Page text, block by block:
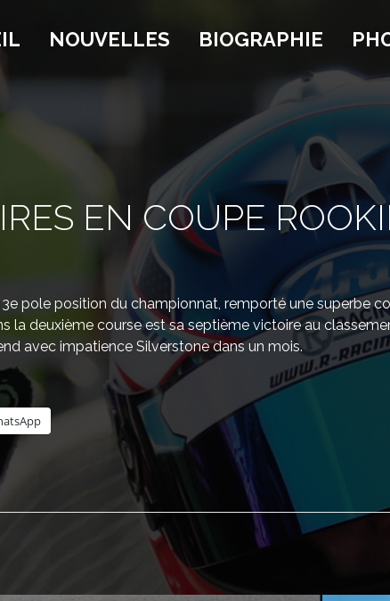
NOUVELLES BIOGRAPHIE
EN COUPE
pole position du championnat, remporté une superbe
la deuxième course est sa septième victoire au
avec impatience Silverstone dans un mois.